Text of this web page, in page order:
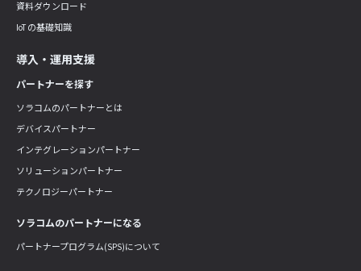
資料ダウンロード
IoT の基礎知識
導入・運用支援
パートナーを探す
ソラコムのパートナーとは
デバイスパートナー
インテグレーションパートナー
ソリューションパートナー
テクノロジーパートナー
ソラコムのパートナーになる
パートナープログラム(SPS)について